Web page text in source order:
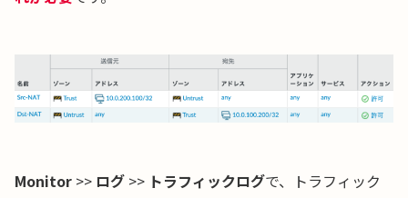
Monitor >> ログ >> トラフィックログで、トラフィック